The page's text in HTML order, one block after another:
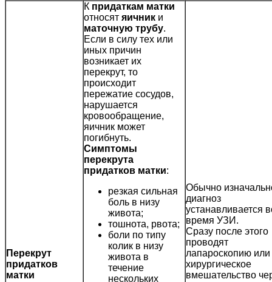
Перекрут
придатков
матки
К придаткам матки
относят яичник и
маточную трубу.
Если в силу тех или
иных причин
возникает их
перекрут, то
происходит
пережатие сосудов,
нарушается
кровообращение,
яичник может
погибнуть.
Симптомы
перекрута
придатков матки:
резкая сильная
боль в низу
живота;
тошнота, рвота;
боли по типу
колик в низу
живота в
течение
нескольких
Обычно
диагноз
устанавливается
время УЗИ.
Сразу после этого
проводят
лапароскопию или
хирургическое
вмешательство